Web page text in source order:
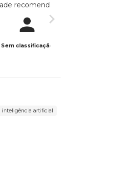
recomendada
Sem classificação
inteligência artificial